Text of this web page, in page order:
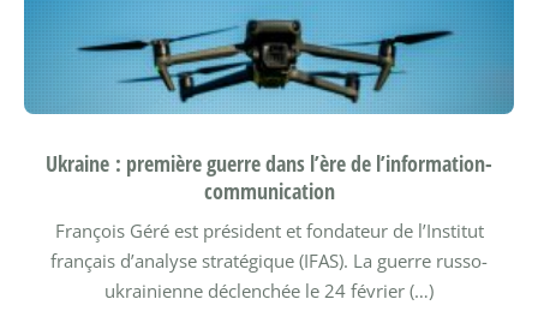
Ukraine : première guerre dans l’ère de l’information-
communication
François Géré est président et fondateur de l’Institut
français d’analyse stratégique (IFAS). La guerre russo-
ukrainienne déclenchée le 24 février (…)